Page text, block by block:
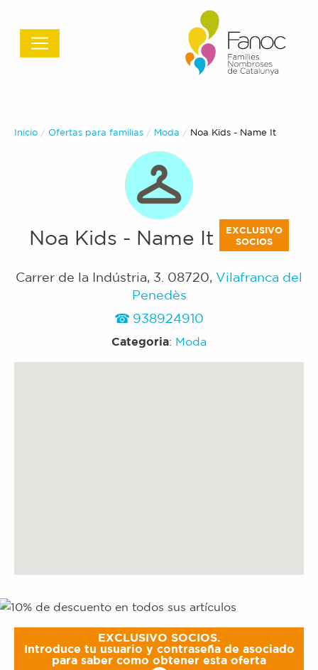
Inicio Ofertas para familias Moda Actual:
Noa Kids - Name It
Noa Kids - Name It
EXCLUSIVO
SOCIOS
Carrer de la Indústria, 3 08720 Vilafranca del
Penedès
938924910
Categoria: Moda
EXCLUSIVO SOCIOS.
Introduce tu usuario y contraseña de asociado
para saber como obtener esta oferta